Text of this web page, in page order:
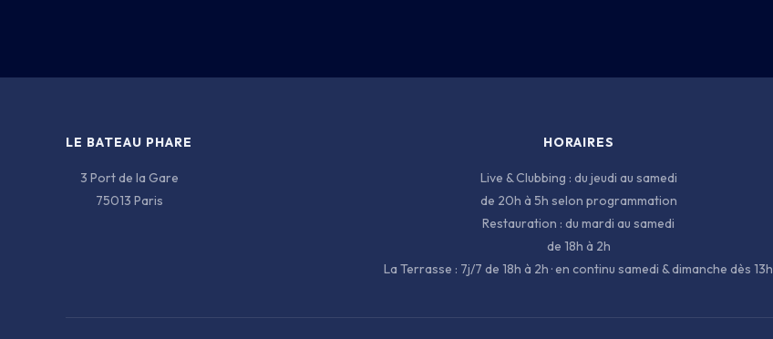
LE BATEAU PHARE
3 Port de la Gare
75013 Paris
HORAIRES
Live & Clubbing : du jeudi au samedi
de 20h à 5h selon programmation
Restauration : du mardi au samedi
de 18h à 2h
La Terrasse : 7j/7 de 18h à 2h · en continu samedi & dimanche dès 13h